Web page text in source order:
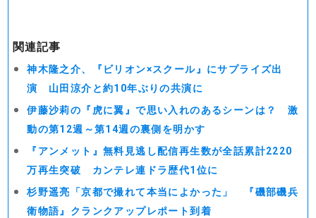
関連記事
神木隆之介、『ビリオン×スクール』にサプライズ出
演 山田涼介と約10年ぶりの共演に
伊藤沙莉の『虎に翼』で思い入れのあるシーンは？ 激
動の第12週～第14週の裏側を明かす
『アンメット』無料見逃し配信再生数が全話累計2220
万再生突破 カンテレ連ドラ歴代1位に
杉野遥亮「京都で撮れて本当によかった」 『磯部磯兵
衛物語』クランクアップレポート到着